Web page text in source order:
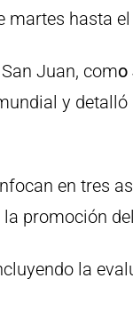
martes hasta
Juan, como
y
en tres
promoción
la